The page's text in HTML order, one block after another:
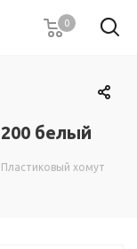
0
белый
Пластиковый хомут